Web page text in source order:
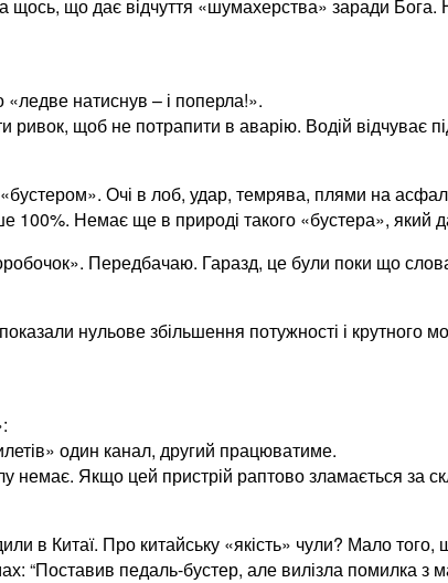
що дає відчуття «шумахерства» заради Бога.
натиснув – і поперла!».
щоб не потрапити в аварію. Водій відчуває
«бустером». Очі в лоб, удар, темрява, плями на
100%. Немає ще в природі такого «бустера», який
Передбачаю. Гаразд, це були поки що
нульове збільшення потужності і крутного
один канал, другий працюватиме.
немає. Якщо цей пристрій раптово зламається за
в Китаї. Про китайську «якість» чули? Мало
“Поставив педаль-бустер, але вилізла помилка з